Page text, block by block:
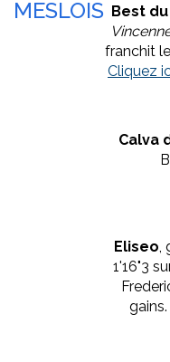
MESLOIS Best
franchit
Cliquez
Calva
Eliseo
1'16"3
gains.